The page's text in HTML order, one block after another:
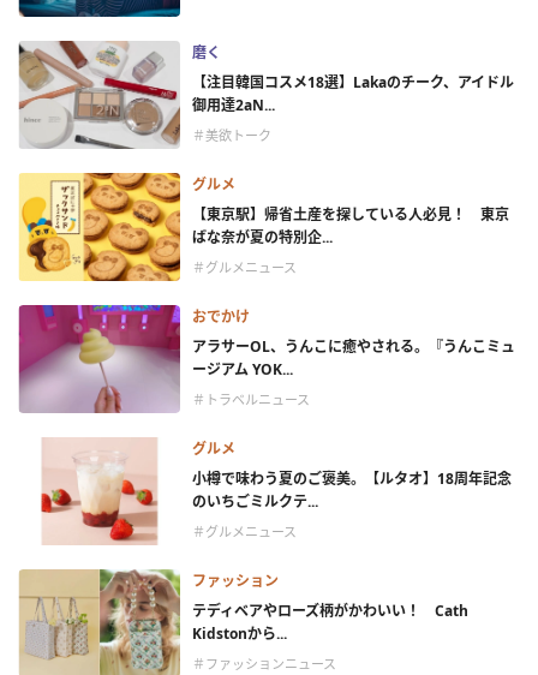
磨く
【注目韓国コスメ18選】Lakaのチーク、アイドル
御用達2aN...
＃美欲トーク
グルメ
【東京駅】帰省土産を探している人必見！ 東京
ばな奈が夏の特別企...
＃グルメニュース
おでかけ
アラサーOL、うんこに癒やされる。『うんこミュ
ージアム YOK...
＃トラベルニュース
グルメ
小樽で味わう夏のご褒美。【ルタオ】18周年記念
のいちごミルクテ...
＃グルメニュース
ファッション
テディベアやローズ柄がかわいい！ Cath
Kidstonから...
＃ファッションニュース